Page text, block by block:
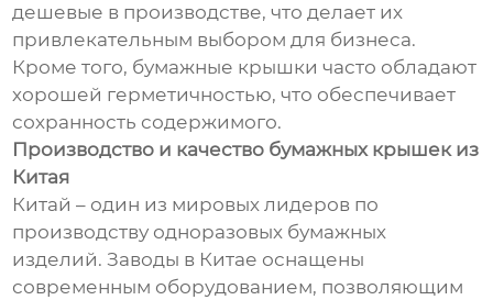
дешевые в производстве, что делает их
привлекательным выбором для бизнеса.
Кроме того, бумажные крышки часто обладают
хорошей герметичностью, что обеспечивает
сохранность содержимого.
Производство и качество бумажных крышек из
Китая
Китай – один из мировых лидеров по
производству одноразовых бумажных
изделий. Заводы в Китае оснащены
современным оборудованием, позволяющим